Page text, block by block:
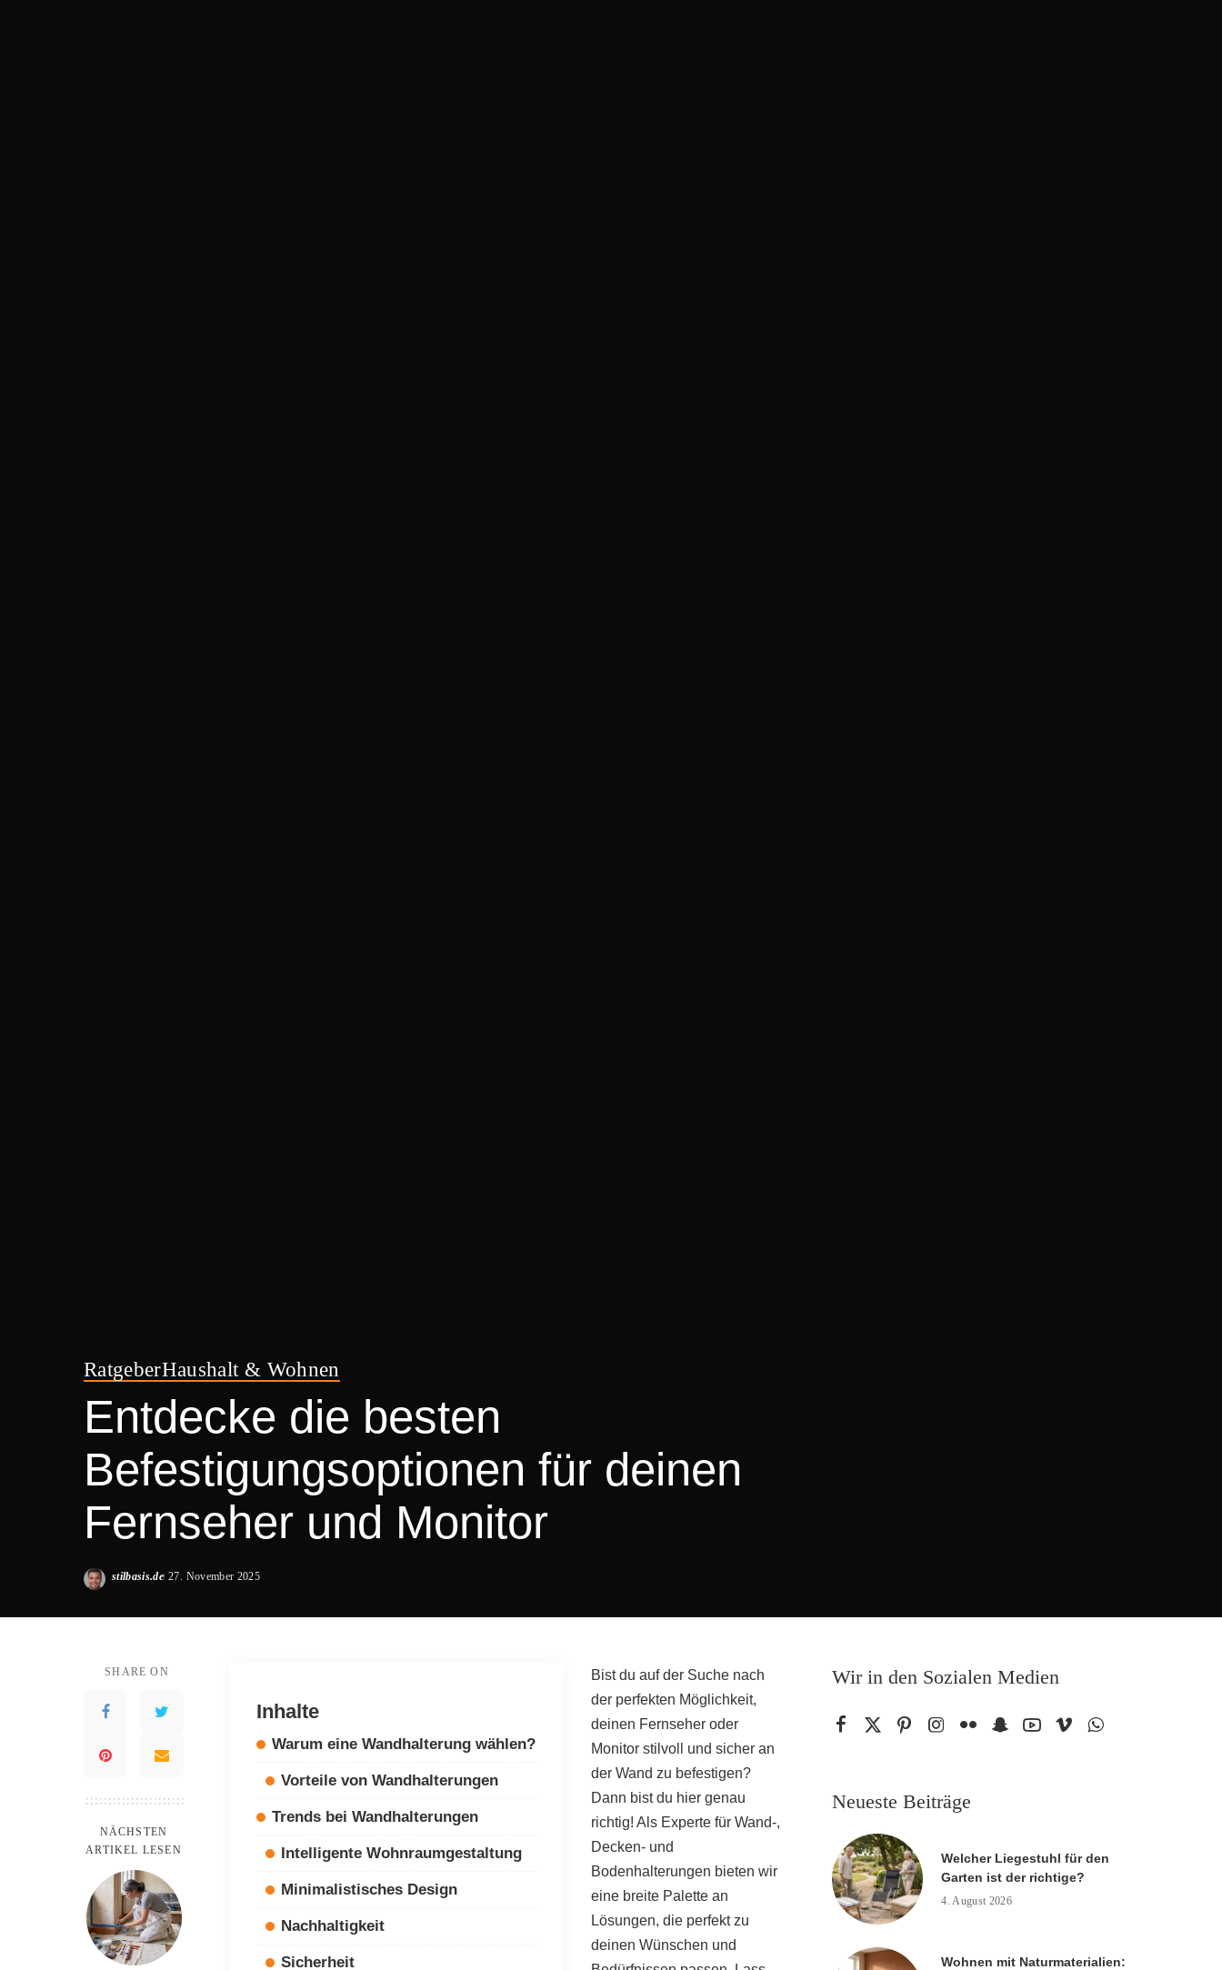
RatgeberHaushalt & Wohnen
Entdecke die besten
Befestigungsoptionen für deinen
Fernseher und Monitor
Posted
stilbasis.de 27. November 2025
SHARE ON
NÄCHSTEN
ARTIKEL LESEN
Inhalte
Warum eine Wandhalterung wählen?
Vorteile von Wandhalterungen
Trends bei Wandhalterungen
Intelligente Wohnraumgestaltung
Minimalistisches Design
Nachhaltigkeit
Sicherheit
Bist du auf der Suche nach
der perfekten Möglichkeit,
deinen Fernseher oder
Monitor stilvoll und sicher an
der Wand zu befestigen?
Dann bist du hier genau
richtig! Als Experte für Wand-,
Decken- und
Bodenhalterungen bieten wir
eine breite Palette an
Lösungen, die perfekt zu
deinen Wünschen und
Wir in den Sozialen Medien
Neueste Beiträge
Welcher Liegestuhl für den
Garten ist der richtige?
4. August 2026
Wohnen mit Naturmaterialien: